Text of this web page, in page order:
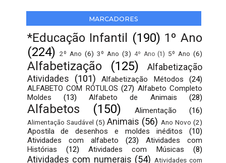
MARCADORES
*Educação Infantil (190) 1º Ano
(224) 2º Ano (6) 3º Ano (3) 4º Ano (1) 5º Ano (6)
Alfabetização (125)
Alfabetização
Atividades
(101) Alfabetização Métodos
(24)
ALFABETO COM RÓTULOS (27) Alfabeto Completo
Moldes
(13) Alfabeto de Animais (28)
Alfabetos (150) Alimentação (16)
Alimentação Saudável (5) Animais (56) Ano Novo (2)
Apostila de desenhos e moldes inéditos
(10)
Atividades com alfabeto
(23)
Atividades com
Histórias
(12) Atividades com Músicas (8)
Atividades com numerais (54) Atividades com